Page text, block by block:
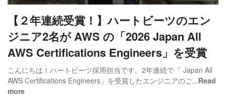
【２年連続受賞！】ハートビーツのエン
ジニア2名が AWS の「2026 Japan All
AWS Certifications Engineers」を受賞
こんにちは！ハートビーツ採用担当です。2年連続で「 Japan All
AWS Certifications Engineers」を受賞したエンジニアのご...Read
more